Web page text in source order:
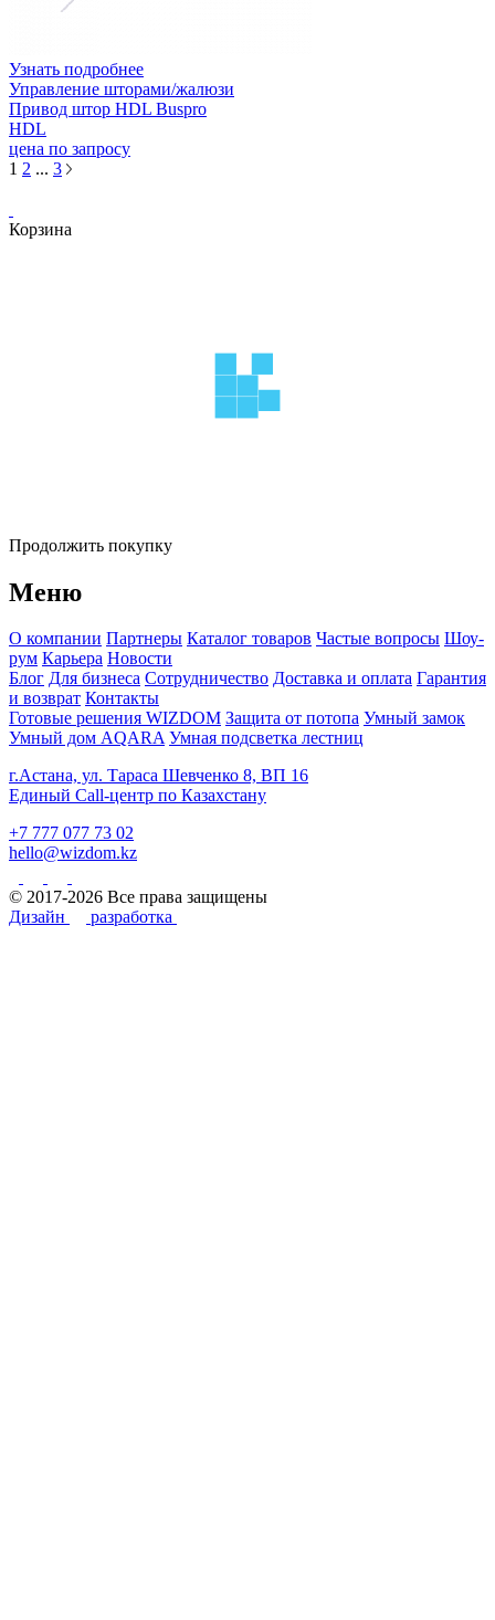
Узнать подробнее
Управление шторами/жалюзи
Привод штор HDL Buspro
HDL
цена по запросу
1 2 ... 3
Корзина
Продолжить покупку
Меню
О компании Партнеры Каталог товаров Частые вопросы Шоу-
рум Карьера Новости
Блог Для бизнеса Сотрудничество Доставка и оплата Гарантия
и возврат Контакты
Готовые решения WIZDOM Защита от потопа Умный замок
Умный дом AQARA Умная подсветка лестниц
г.Астана, ул. Тараса Шевченко 8, ВП 16
Единый Call-центр по Казахстану
+7 777 077 73 02
hello@wizdom.kz
© 2017-2026 Все права защищены
Дизайн
разработка